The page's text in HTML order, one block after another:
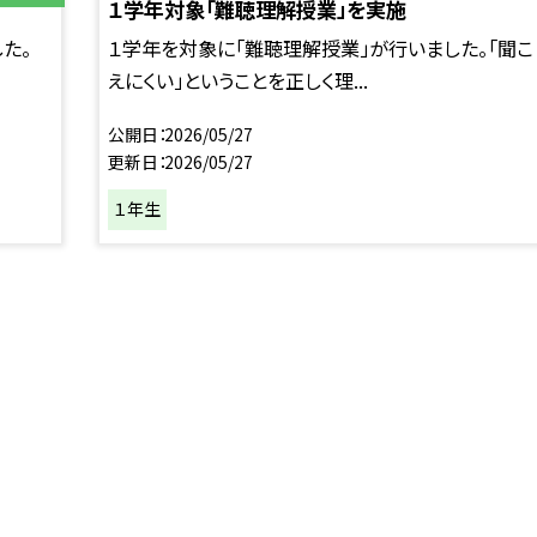
。
１学年対象「難聴理解授業」を実施
１学年を対象に「難聴理解授業」が行いました。「聞こ
えにくい」ということを正しく理...
公開日 2026/05/27
更新日 2026/05/27
１年生